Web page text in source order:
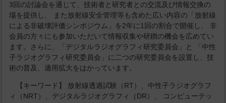
3回の討論会を通じて、技術者と研究者との交流及び情報交換の
場を提供し、 また放射線安全管理等も含めた広い内容の「放射線
による非破壊評価シンポジウム」を2年に1回の割合で開催し、 非
会員の方々にも参加いただいて情報収集や研鑚の機会を広めてい
ます。さらに、「デジタルラジオグラフィ研究委員会」と 「中性
子ラジオグラフィ研究委員会」に二つの研究委員会を設置し、技
術の普及、適用拡大をはかっています。
【キーワード】 放射線透過試験（RT）、中性子ラジオグラフ
ィ（NRT）、デジタルラジオグラフィ（DR）、 コンピューテッ